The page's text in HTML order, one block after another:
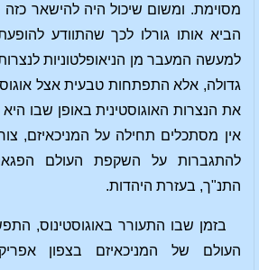
מסוימת. ומשום שיכול היה להישאר
הביא אותו גורלו לכך שהתוודע
למעשה המעבר מן הניאופלטוניות
גדולה, אלא התפתחות טבעית אצל
את הנצרות האוגוסטינית באופן שבו
אין מסתכלים תחילה על המניכאיזם,
להתגברות על השקפת העולם
התנ"ך, בעזרת היהדות.
בזמן שבו התעורר באוגוסטינוס,
העולם של המניכאיזם בצפון